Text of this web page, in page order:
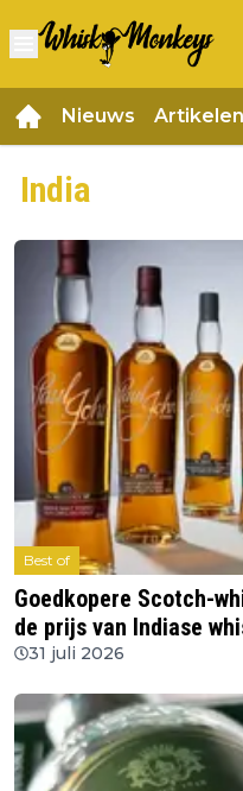
Nieuws Artikelen
India
Best of
Goedkopere Scotch-
de prijs van Indiase
31 juli 2026